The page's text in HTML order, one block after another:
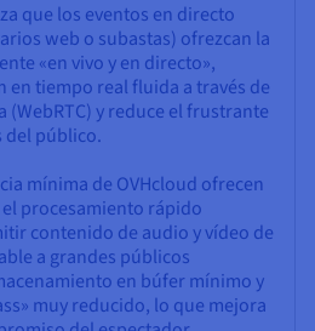
que los eventos en directo
web o subastas) ofrezcan la
«en vivo y en directo»,
tiempo real fluida a través de
y reduce el frustrante
del público.
mínima de OVHcloud ofrecen
procesamiento rápido
contenido de audio y vídeo de
a grandes públicos
en búfer mínimo y
muy reducido, lo que mejora